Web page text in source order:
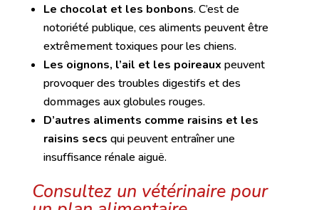
Le chocolat et les bonbons. C’est de
notoriété publique, ces aliments peuvent être
extrêmement toxiques pour les chiens.
Les oignons, l’ail et les poireaux peuvent
provoquer des troubles digestifs et des
dommages aux globules rouges.
D’autres aliments comme raisins et les
raisins secs qui peuvent entraîner une
insuffisance rénale aiguë.
Consultez un vétérinaire pour